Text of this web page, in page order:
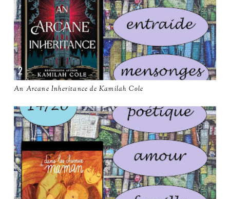
An Arcane Inheritance de Kamilah Cole